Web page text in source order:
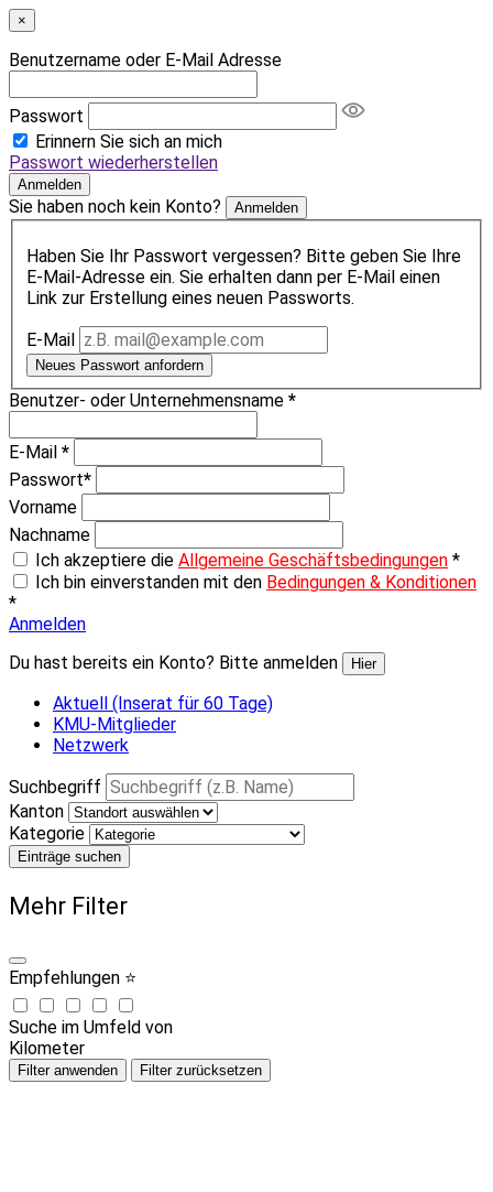
×
Benutzername oder E-Mail Adresse
Passwort
Erinnern Sie sich an mich
Passwort wiederherstellen
Anmelden
Sie haben noch kein Konto? Anmelden
Haben Sie Ihr Passwort vergessen? Bitte geben Sie Ihre
E-Mail-Adresse ein. Sie erhalten dann per E-Mail einen
Link zur Erstellung eines neuen Passworts.
E-Mail
Neues Passwort anfordern
Benutzer- oder Unternehmensname *
E-Mail *
Passwort*
Vorname
Nachname
Ich akzeptiere die Allgemeine Geschäftsbedingungen *
Ich bin einverstanden mit den Bedingungen & Konditionen
*
Anmelden
Du hast bereits ein Konto? Bitte anmelden
Hier
Aktuell (Inserat für 60 Tage)
KMU-Mitglieder
Netzwerk
Suchbegriff
Kanton
Kategorie
Einträge suchen
Mehr Filter
Empfehlungen ⭐
Suche im Umfeld von
Kilometer
Filter anwenden Filter zurücksetzen